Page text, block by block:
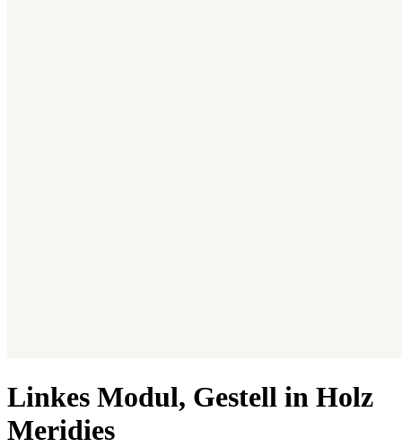
Linkes Modul, Gestell in Holz
Meridies